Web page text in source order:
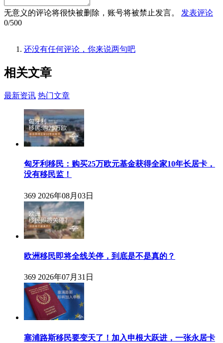
无意义的评论将很快被删除，账号将被禁止发言。
发表评论
0/500
还没有任何评论，你来说两句吧
相关文章
最新资讯 热门文章
匈牙利移民：购买25万欧元基金获得全家10年长居卡，
没有移民监！
369 2026年08月03日
欧洲移民即将全线关停，到底是不是真的？
369 2026年07月31日
塞浦路斯移民要变天了！加入申根大跃进，一张永居卡